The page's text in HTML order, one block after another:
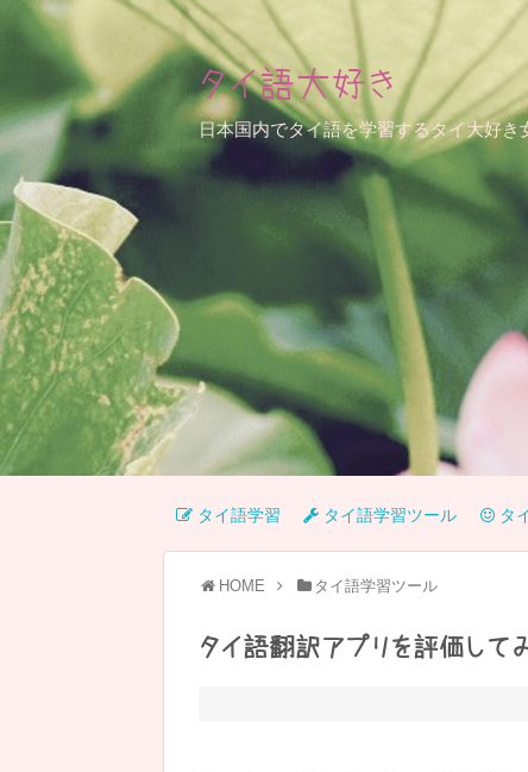
タイ語大好き
日本国内でタイ語を学習するタイ大好き
タイ語学習 タイ語学習ツール タ
HOME タイ語学習ツール
タイ語翻訳アプリを評価して